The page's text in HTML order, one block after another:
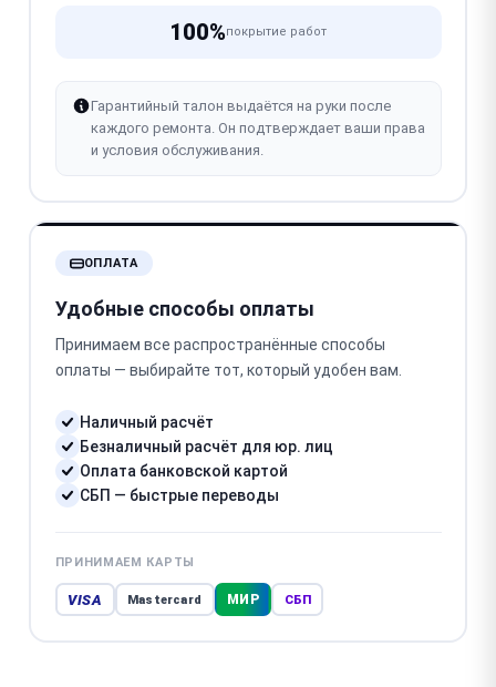
100%покрытие работ
Гарантийный талон выдаётся на руки после
каждого ремонта. Он подтверждает ваши права
и условия обслуживания.
ОПЛАТА
Удобные способы оплаты
Принимаем все распространённые способы
оплаты — выбирайте тот, который удобен вам.
Наличный расчёт
Безналичный расчёт для юр. лиц
Оплата банковской картой
СБП — быстрые переводы
ПРИНИМАЕМ КАРТЫ
VISA Mastercard МИР СБП